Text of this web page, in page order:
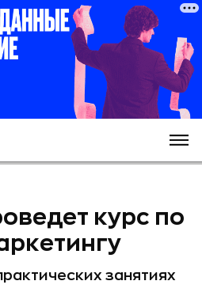
курс по
занятиях